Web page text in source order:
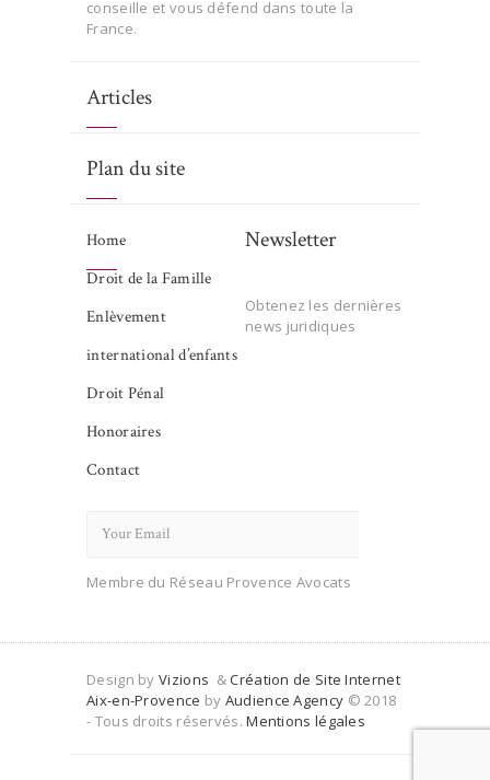
conseille et vous défend dans toute la
France.
Articles
Plan du site
Home
Droit de la Famille
Enlèvement
international d’enfants
Droit Pénal
Honoraires
Contact
Newsletter
Obtenez les dernières
news juridiques
Membre du Réseau Provence Avocats
Design by Vizions &Création de Site Internet
Aix-en-Provence by Audience Agency © 2018
- Tous droits réservés.Mentions légales